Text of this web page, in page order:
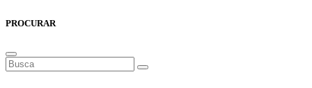
PROCURAR